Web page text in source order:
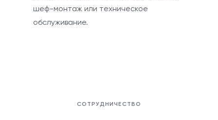
шеф-монтаж или техническое
обслуживание.
СОТРУДНИЧЕСТВО